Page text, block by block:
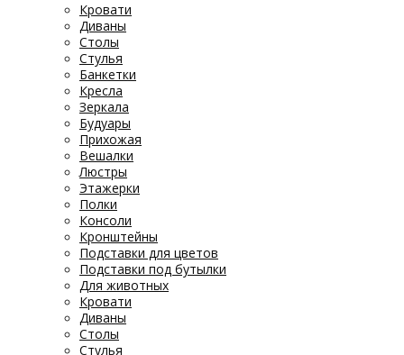
Кровати
Диваны
Столы
Стулья
Банкетки
Кресла
Зеркала
Будуары
Прихожая
Вешалки
Люстры
Этажерки
Полки
Консоли
Кронштейны
Подставки для цветов
Подставки под бутылки
Для животных
Кровати
Диваны
Столы
Стулья